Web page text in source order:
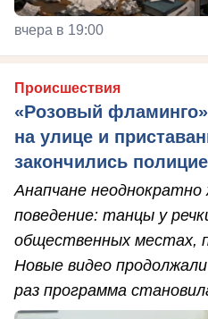
вчера в 19:00
Происшествия
«Розовый
на улице и
закончились
Анапчане неоднократно
поведение: танцы у
общественных местах,
Новые видео
раз программа